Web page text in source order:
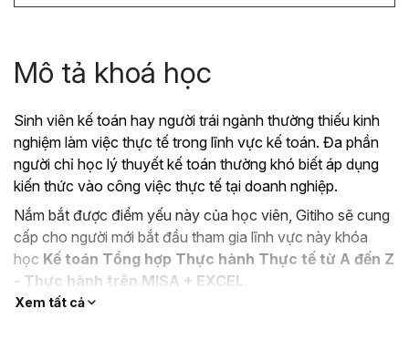
Mô tả khoá học
Sinh viên kế toán hay người trái ngành thường thiếu kinh
nghiệm làm việc thực tế trong lĩnh vực kế toán. Đa phần
người chỉ học lý thuyết kế toán thường khó biết áp dụng
kiến thức vào công việc thực tế tại doanh nghiệp.
Nắm bắt được điểm yếu này của học viên, Gitiho sẽ cung
cấp cho người mới bắt đầu tham gia lĩnh vực này khóa
học Kế toán Tổng hợp Thực hành Thực tế từ A đến Z
- Thực hành trên MISA + EXCEL
Mục tiêu khi tham gia khóa
Xem tất cả